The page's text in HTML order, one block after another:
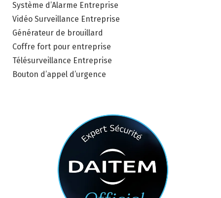
Système d’Alarme Entreprise
Vidéo Surveillance Entreprise
Générateur de brouillard
Coffre fort pour entreprise
Télésurveillance Entreprise
Bouton d’appel d’urgence